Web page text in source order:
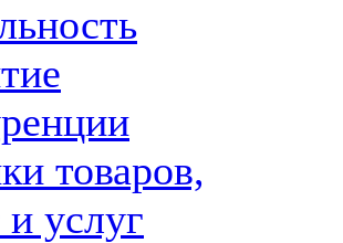
товаров,
и услуг